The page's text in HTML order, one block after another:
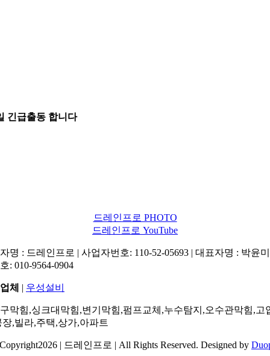
긴급출동 합니다
드레인프로 PHOTO
드레인프로 YouTube
명 : 드레인프로 | 사업자번호: 110-52-05693 | 대표자명 : 박윤
: 010-9564-0904
체 | 우성설비
막힘,싱크대막힘,변기막힘,펌프교체,누수탐지,오수관막힘,고
장,빌라,주택,상가,아파트
| 드레인프로 | All Rights Reserved. Designed by